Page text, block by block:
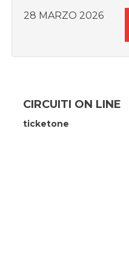
28 MARZO 2026
CIRCUITI ON LINE
ticketone